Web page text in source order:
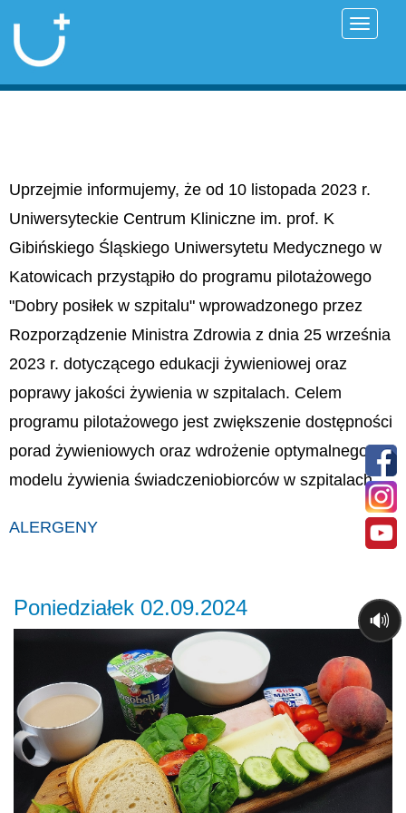
Uprzejmie informujemy, że od 10 listopada 2023 r.
Uniwersyteckie Centrum Kliniczne im. prof. K
Gibińskiego Śląskiego Uniwersytetu Medycznego w
Katowicach przystąpiło do programu pilotażowego
"Dobry posiłek w szpitalu" wprowadzonego przez
Rozporządzenie Ministra Zdrowia z dnia 25 września
2023 r. dotyczącego edukacji żywieniowej oraz
poprawy jakości żywienia w szpitalach. Celem
programu pilotażowego jest zwiększenie dostępności
porad żywieniowych oraz wdrożenie optymalnego
modelu żywienia świadczeniobiorców w szpitalach.
ALERGENY
Poniedziałek 02.09.2024
🔊